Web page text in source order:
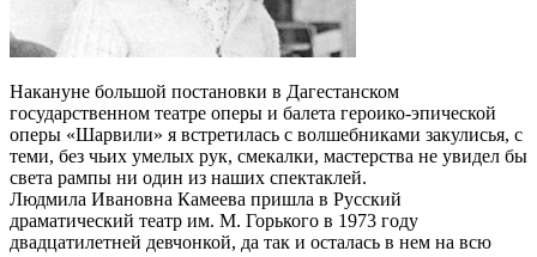
Накануне большой постановки в Дагестанском
государственном театре оперы и балета героико-эпической
оперы «Шарвили» я встретилась с волшебниками закулисья, с
теми, без чьих умелых рук, смекалки, мастерства не увидел бы
света рампы ни один из наших спектаклей.
Людмила Ивановна Камеева пришла в Русский
драматический театр им. М. Горького в 1973 году
двадцатилетней девчонкой, да так и осталась в нем на всю